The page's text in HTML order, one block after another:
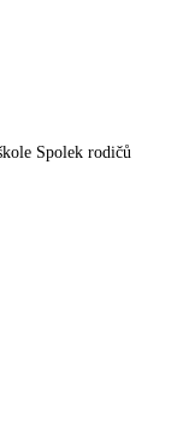
Spolek rodičů